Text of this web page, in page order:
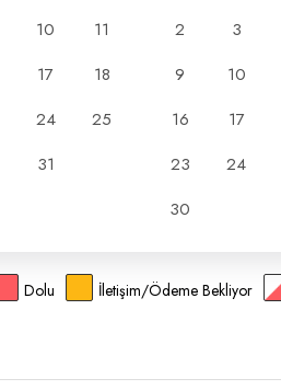
10
11
17
18
24
25
31
2
3
9
10
16
17
23
24
30
Dolu İletişim/Ödeme Bekliyor